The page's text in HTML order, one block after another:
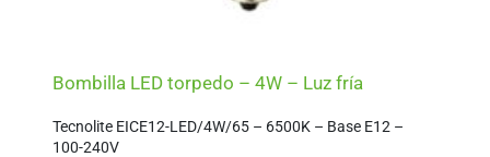
Bombilla LED torpedo – 4W – Luz fría
Tecnolite EICE12-LED/4W/65 – 6500K – Base E12 –
100-240V